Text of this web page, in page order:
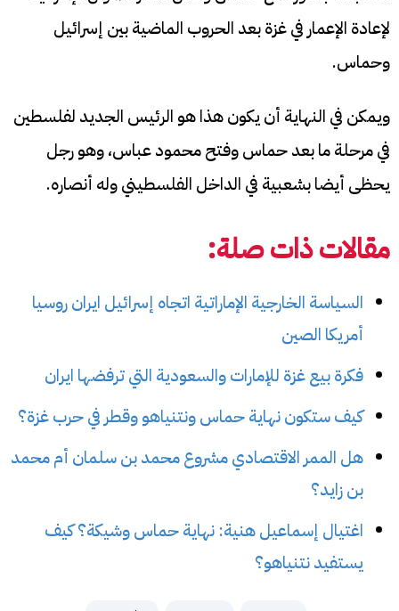
لإعادة الإعمار في غزة بعد الحروب الماضية بين إسرائيل
وحماس.
ويمكن في النهاية أن يكون هذا هو الرئيس الجديد لفلسطين
في مرحلة ما بعد حماس وفتح محمود عباس، وهو رجل
يحظى أيضا بشعبية في الداخل الفلسطيني وله أنصاره.
مقالات ذات صلة:
السياسة الخارجية الإماراتية اتجاه إسرائيل ايران روسيا
أمريكا الصين
فكرة بيع غزة للإمارات والسعودية التي ترفضها ايران
كيف ستكون نهاية حماس ونتنياهو وقطر في حرب غزة؟
هل الممر الاقتصادي مشروع محمد بن سلمان أم محمد
بن زايد؟
اغتيال إسماعيل هنية: نهاية حماس وشيكة؟ كيف
يستفيد نتنياهو؟